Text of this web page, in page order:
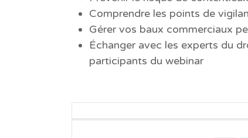
Comprendre les points de
Gérer vos baux commerciaux
Échanger avec les experts du
participants du webinar